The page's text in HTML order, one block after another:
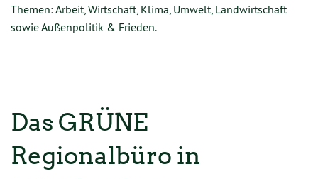
Themen: Arbeit, Wirtschaft, Klima, Umwelt, Landwirtschaft
sowie Außenpolitik & Frieden.
Das GRÜNE
Regionalbüro in